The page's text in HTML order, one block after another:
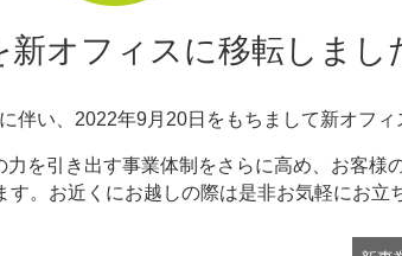
オフィスに移転しまし
伴い、2022年9月20日をもちまして新オフィ
を引き出す事業体制をさらに高め、お客様
。お近くにお越しの際は是非お気軽にお立